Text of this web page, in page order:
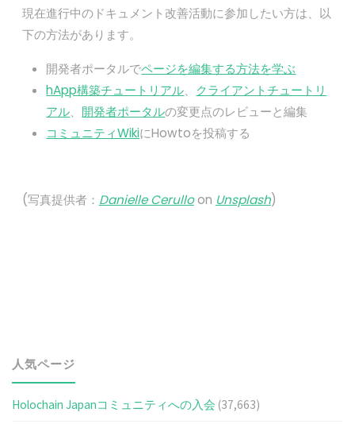
現在進行中のドキュメント改善活動に参加したい方は、以
下の方法があります。
開発者ポータルでページを編集する方法を学ぶ
hApp構築チュートリアル、 クライアントチュートリ
アル、 開発者ポータルの変更点のレビューと編集
コミュニティWikiにHowtoを投稿する
(写真提供者： Danielle Cerulloon Unsplash)
人気ページ
Holochain Japanコミュニティへの入会 (37,663)